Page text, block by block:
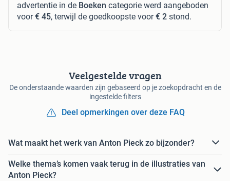
advertentie in de Boeken categorie werd aangeboden
voor€ 45, terwijl de goedkoopste voor€ 2 stond.
Veelgestelde vragen
De onderstaande waarden zijn gebaseerd op je zoekopdracht en de
ingestelde filters
Deel opmerkingen over deze FAQ
Wat maakt het werk van Anton Pieck zo bijzonder?
Welke thema’s komen vaak terug in de illustraties van
Anton Pieck?